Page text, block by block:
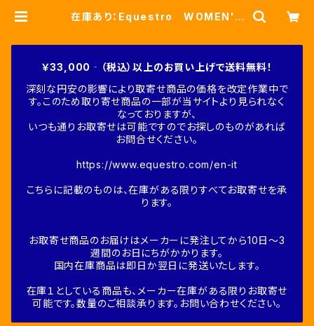
在庫あり：Equestro WOMEN'S
￥33,000‐（税込）以上のお買い上げで送料無料！
深刻な円安の影響により取寄せ商品の価格を改定作業中で
す。このため取り寄せ商品の一部が当サイトより見られなく
なっておりますが、
いつも通りお取寄せは可能ですのでお探しのものがあれば
お問合せください。
https://www.equestro.com/en-it
こちらに記載のものは、在庫がある限りすべてお取寄せを承
ります。
お取寄せ商品のお届けはメーカーに発注してから10日～3
週間のお日にちがかかります。
国内在庫商品は即日か翌日に発送いたします。
在庫１としている商品も、メーカー在庫がある限りお取寄せ
可能です。数量のご相談承ります。お問い合わせください。